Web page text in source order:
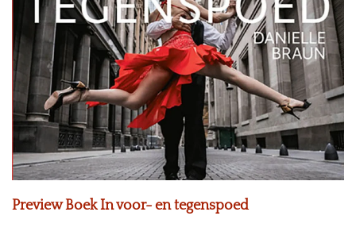
Preview Boek In voor- en tegenspoed